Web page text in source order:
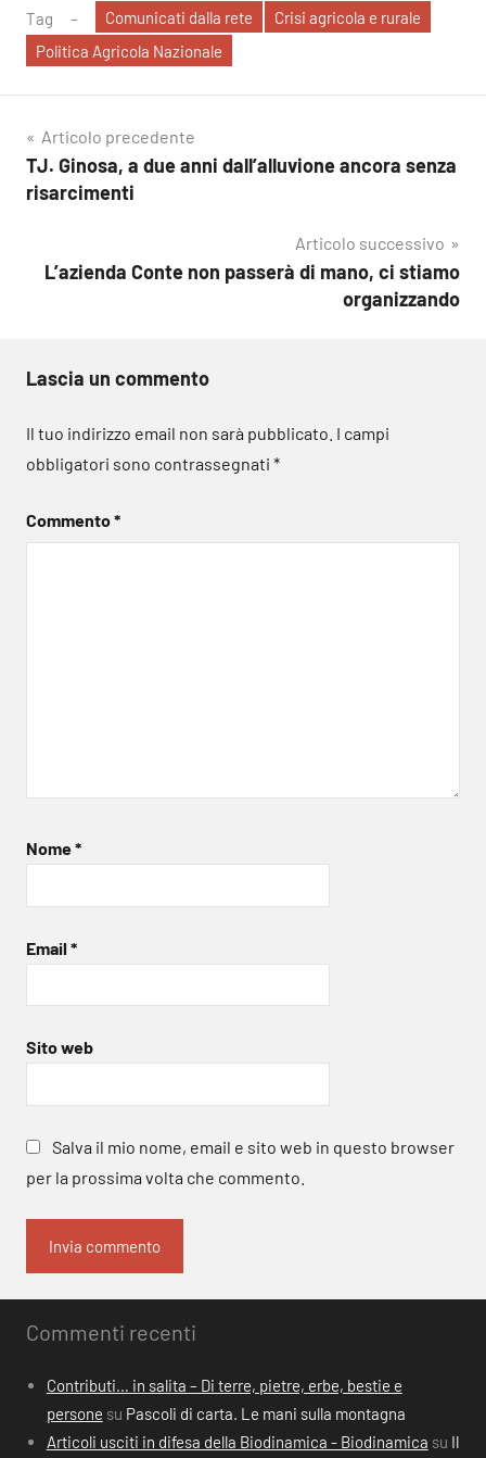
Tag Comunicati dalla rete
Crisi agricola e rurale
Politica Agricola Nazionale
Navigazione
articoli
Articolo precedente
TJ. Ginosa, a due anni dall’alluvione ancora senza
risarcimenti
Articolo successivo
L’azienda Conte non passerà di mano, ci stiamo
organizzando
Lascia un commento
Il tuo indirizzo email non sarà pubblicato. I campi
obbligatori sono contrassegnati *
Commento*
Nome*
Email *
Sito web
Salva il mio nome, email e sito web in questo browser
per la prossima volta che commento.
Commenti recenti
Contributi… in salita – Di terre, pietre, erbe, bestie e
persone su Pascoli di carta. Le mani sulla montagna
Articoli usciti in difesa della Biodinamica - Biodinamica su Il